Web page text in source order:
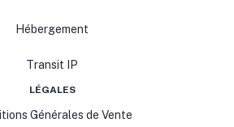
Hébergement
Transit IP
LÉGALES
Générales de Vente